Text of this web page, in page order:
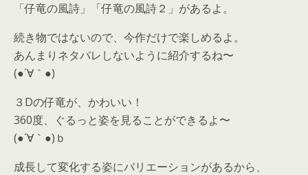
「仔竜の風詩」「仔竜の風詩２」があるよ。
続き物ではないので、今作だけで楽しめるよ。
あんまりネタバレしないように紹介するね〜
(●´∀｀●)
３Dの仔竜が、かわいい！
360度、ぐるっと姿を見ることができるよ〜
(●´∀｀●)ｂ
成長して変化する姿にバリエーションがあるから、